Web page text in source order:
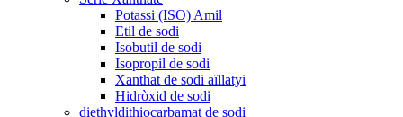
Potassi (ISO) Amil
Etil de sodi
Isobutil de sodi
Isopropil de sodi
Xanthat de sodi aïllatyi
Hidròxid de sodi
diethyldithiocarbamat de sodi